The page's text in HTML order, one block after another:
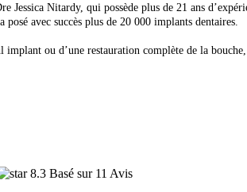
Jessica Nitardy, qui possède plus de 21 ans
avec succès plus de 20 000 implants dentaires.
implant ou d’une restauration complète de la
8.3 Basé sur 11 Avis